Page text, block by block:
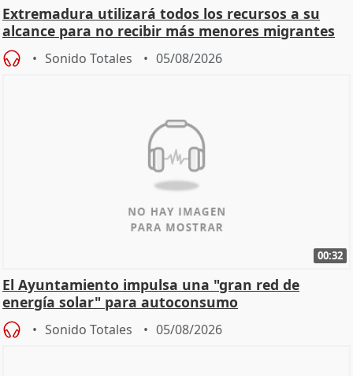
Extremadura utilizará todos los recursos a su
alcance para no recibir más menores migrantes
Sonido Totales 05/08/2026
00:32
El Ayuntamiento impulsa una "gran red de
energía solar" para autoconsumo
Sonido Totales 05/08/2026